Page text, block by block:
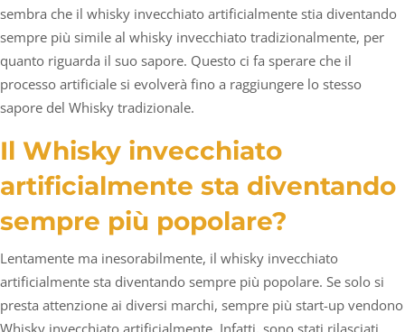
sembra che il whisky invecchiato artificialmente stia diventando
sempre più simile al whisky invecchiato tradizionalmente, per
quanto riguarda il suo sapore. Questo ci fa sperare che il
processo artificiale si evolverà fino a raggiungere lo stesso
sapore del Whisky tradizionale.
Il Whisky invecchiato
artificialmente sta diventando
sempre più popolare?
Lentamente ma inesorabilmente, il whisky invecchiato
artificialmente sta diventando sempre più popolare. Se solo si
presta attenzione ai diversi marchi, sempre più start-up vendono
Whisky invecchiato artificialmente. Infatti, sono stati rilasciati